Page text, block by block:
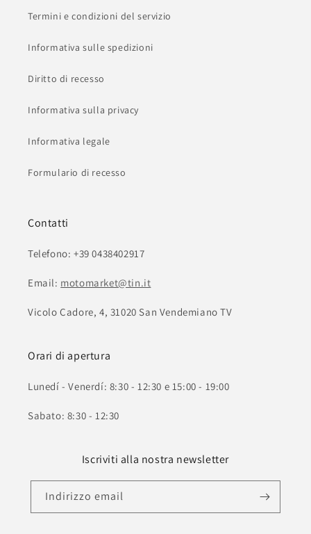
Termini e condizioni del servizio
Informativa sulle spedizioni
Diritto di recesso
Informativa sulla privacy
Informativa legale
Formulario di recesso
Contatti
Telefono: +39 0438402917
Email: motomarket@tin.it
Vicolo Cadore, 4, 31020 San Vendemiano TV
Orari di apertura
Lunedí - Venerdí: 8:30 - 12:30 e 15:00 - 19:00
Sabato: 8:30 - 12:30
Iscriviti alla nostra newsletter
Indirizzo email